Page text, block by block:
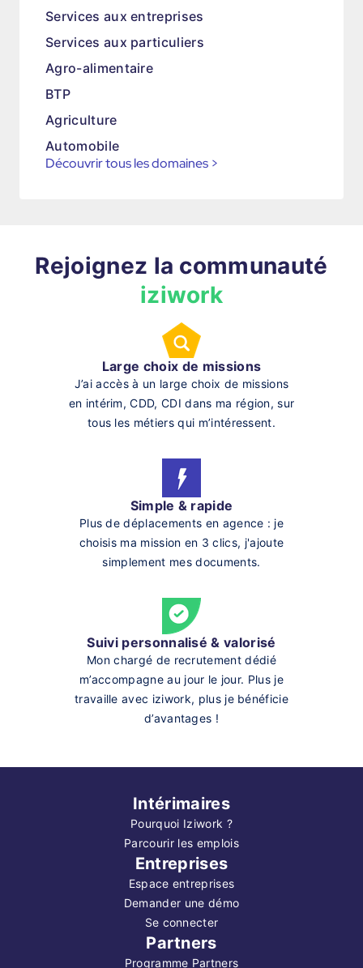
Services aux entreprises
Services aux particuliers
Agro-alimentaire
BTP
Agriculture
Automobile
Découvrir tous les domaines >
Rejoignez la communauté
iziwork
Large choix de missions
J’ai accès à un large choix de missions
en intérim, CDD, CDI dans ma région, sur
tous les métiers qui m’intéressent.
Simple & rapide
Plus de déplacements en agence : je
choisis ma mission en 3 clics, j'ajoute
simplement mes documents.
Suivi personnalisé & valorisé
Mon chargé de recrutement dédié
m’accompagne au jour le jour. Plus je
travaille avec iziwork, plus je bénéficie
d’avantages !
Intérimaires
Pourquoi Iziwork ?
Parcourir les emplois
Entreprises
Espace entreprises
Demander une démo
Se connecter
Partners
Programme Partners